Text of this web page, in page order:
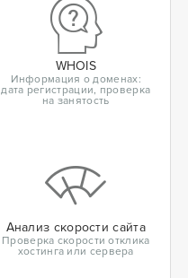
WHOIS
Информация о доменах:
дата регистрации, проверка
на занятость
Анализ скорости сайта
Проверка скорости отклика
хостинга или сервера